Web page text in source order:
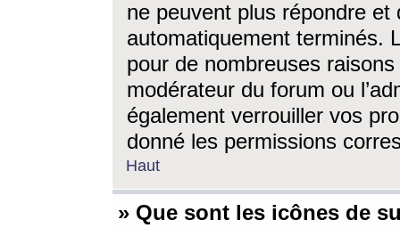
ne peuvent plus répondre
automatiquement terminés.
pour de nombreuses
modérateur du forum ou
également verrouiller vos
donné les permissions
Haut
» Que sont les icônes de